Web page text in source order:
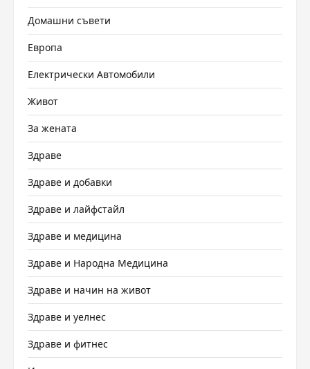
Домашни съвети
Европа
Електрически Автомобили
Живот
За жената
Здраве
Здраве и добавки
Здраве и лайфстайл
Здраве и медицина
Здраве и Народна Медицина
Здраве и начин на живот
Здраве и уелнес
Здраве и фитнес